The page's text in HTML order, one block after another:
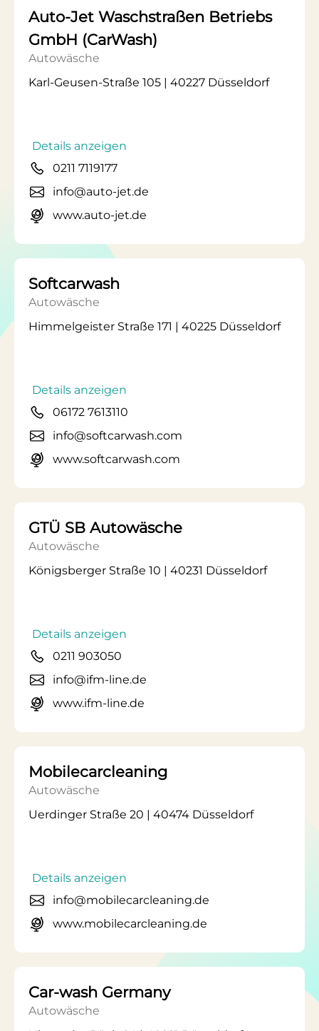
Auto-Jet Waschstraßen Betriebs
GmbH (CarWash)
Autowäsche
Karl-Geusen-Straße 105 | 40227 Düsseldorf
Details anzeigen
0211 7119177
info@auto-jet.de
www.auto-jet.de
Softcarwash
Autowäsche
Himmelgeister Straße 171 | 40225 Düsseldorf
Details anzeigen
06172 7613110
info@softcarwash.com
www.softcarwash.com
GTÜ SB Autowäsche
Autowäsche
Königsberger Straße 10 | 40231 Düsseldorf
Details anzeigen
0211 903050
info@ifm-line.de
www.ifm-line.de
Mobilecarcleaning
Autowäsche
Uerdinger Straße 20 | 40474 Düsseldorf
Details anzeigen
info@mobilecarcleaning.de
www.mobilecarcleaning.de
Car-wash Germany
Autowäsche